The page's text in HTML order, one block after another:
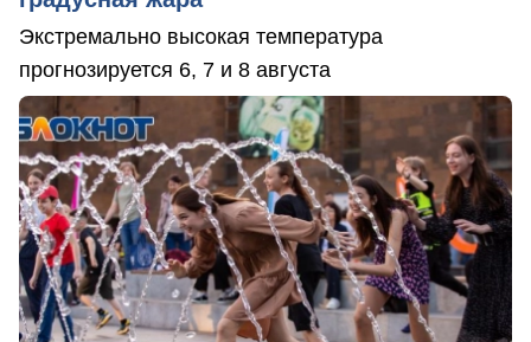
Экстремально высокая температура
прогнозируется 6, 7 и 8 августа